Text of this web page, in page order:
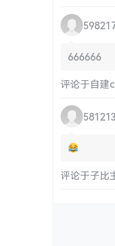
666666
评论于自建
评论于子比主